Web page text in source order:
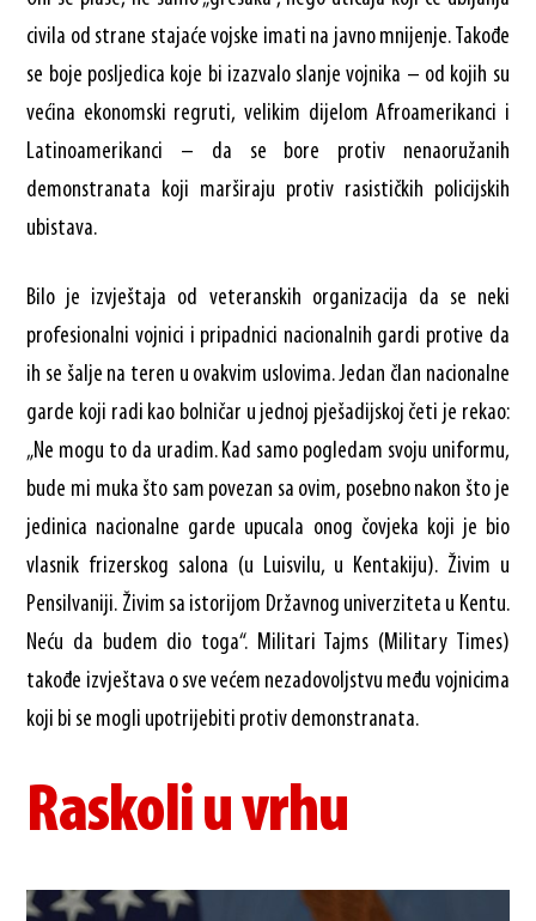
civila od strane stajaće vojske imati na javno mnijenje. Takođe
se boje posljedica koje bi izazvalo slanje vojnika – od kojih su
većina ekonomski regruti, velikim dijelom Afroamerikanci i
Latinoamerikanci – da se bore protiv nenaoružanih
demonstranata koji marširaju protiv rasističkih policijskih
ubistava.
Bilo je izvještaja od veteranskih organizacija da se neki
profesionalni vojnici i pripadnici nacionalnih gardi protive da
ih se šalje na teren u ovakvim uslovima. Jedan član nacionalne
garde koji radi kao bolničar u jednoj pješadijskoj četi je rekao:
„Ne mogu to da uradim. Kad samo pogledam svoju uniformu,
bude mi muka što sam povezan sa ovim, posebno nakon što je
jedinica nacionalne garde upucala onog čovjeka koji je bio
vlasnik frizerskog salona (u Luisvilu, u Kentakiju). Živim u
Pensilvaniji. Živim sa istorijom Državnog univerziteta u Kentu.
Neću da budem dio toga“. Militari Tajms (Military Times)
takođe izvještava o sve većem nezadovoljstvu među vojnicima
koji bi se mogli upotrijebiti protiv demonstranata.
Raskoli u vrhu